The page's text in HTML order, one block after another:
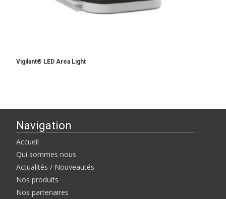
Vigilant® LED Area Light
Navigation
Accueil
Qui sommes nous
Actualités / Nouveautés
Nos produits
Nos partenaires